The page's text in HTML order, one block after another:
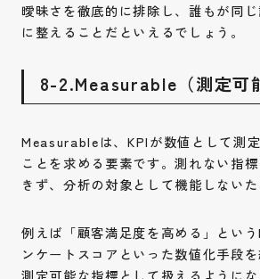
曖昧さを徹底的に排除し、誰もが同
に整えることだといえるでしょう。
8-2.Measurable（測定可
Measurableは、KPIが数値として測
ことを求める要素です。測れない指
きず、分析の対象として機能しないた
例えば「顧客満足度を高める」とい
ンケートスコアといった数値化手段を
測定可能な指標として扱えるように